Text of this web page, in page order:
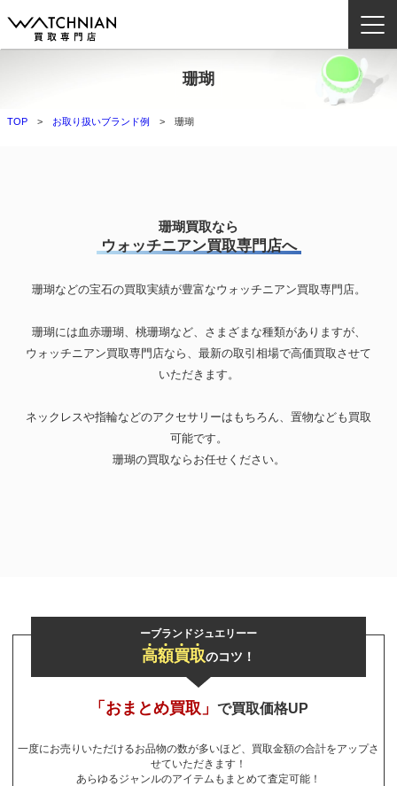
ウォッチニアン買取専門店とは？
ブランドから探す
査定方法
お役立ち情報
0120-954-800
(11:00～20:00年中無休)
珊瑚
TOP お取り扱いブランド例 珊瑚
珊瑚買取なら
ウォッチニアン買取専門店へ
珊瑚などの宝石の買取実績が豊富なウォッチニアン買取専門店。
珊瑚には血赤珊瑚、桃珊瑚など、さまざまな種類がありますが、
ウォッチニアン買取専門店なら、最新の取引相場で高価買取させて
いただきます。
ネックレスや指輪などのアクセサリーはもちろん、置物なども買取
可能です。
珊瑚の買取ならお任せください。
ーブランドジュエリーー
高額買取のコツ！
「おまとめ買取」 で買取価格UP
一度にお売りいただけるお品物の数が多いほど、買取金額の合計をアップさ
せていただきます！
あらゆるジャンルのアイテムもまとめて査定可能！